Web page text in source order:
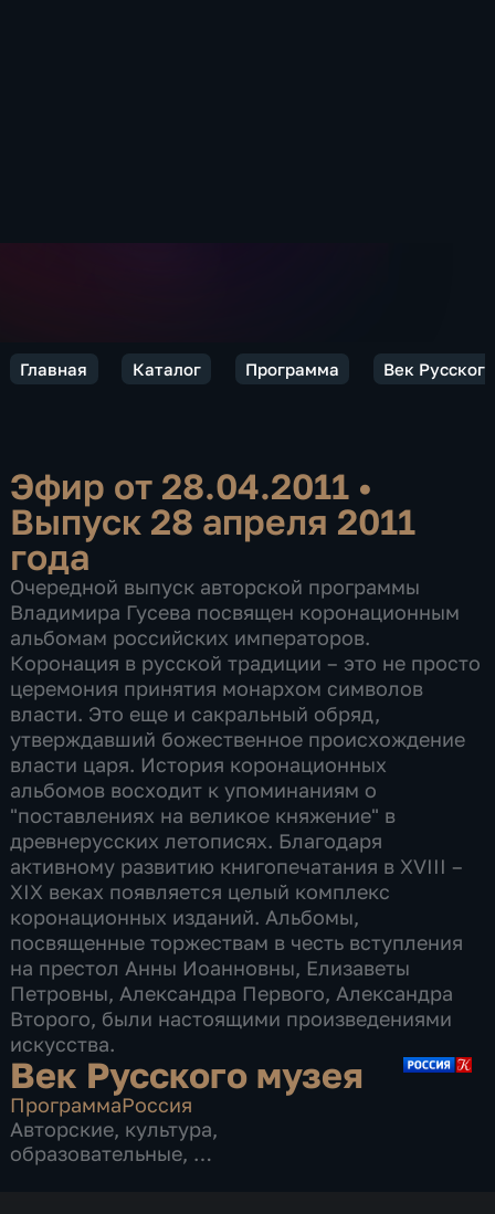
Главная Каталог Программа Век
Эфир от 28.04.2011 •
Выпуск 28 апреля 2011
года
Очередной выпуск авторской программы
Владимира Гусева посвящен коронационным
альбомам российских императоров.
Коронация в русской традиции – это не просто
церемония принятия монархом символов
власти. Это еще и сакральный обряд,
утверждавший божественное происхождение
власти царя. История коронационных
альбомов восходит к упоминаниям о
"поставлениях на великое княжение" в
древнерусских летописях. Благодаря
активному развитию книгопечатания в XVIII –
XIX веках появляется целый комплекс
коронационных изданий. Альбомы,
посвященные торжествам в честь вступления
на престол Анны Иоанновны, Елизаветы
Петровны, Александра Первого, Александра
Второго, были настоящими произведениями
искусства.
Век Русского музея
ПрограммаРоссия
Авторские, культура,
образовательные,